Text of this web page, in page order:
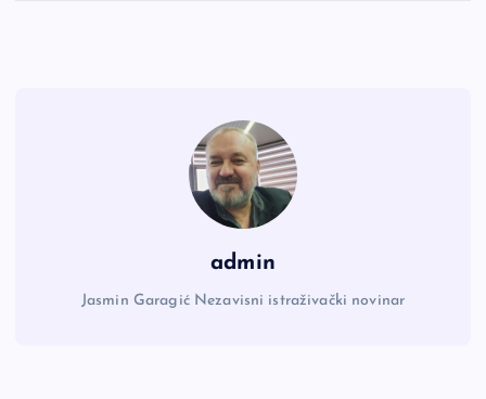
admin
Jasmin Garagić Nezavisni istraživački novinar